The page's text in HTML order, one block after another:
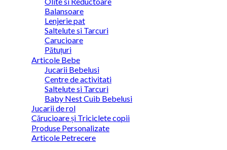
Balansoare
Lenjerie pat
Saltelute si Tarcuri
Carucioare
Pătuțuri
Articole Bebe
Jucarii Bebelusi
Centre de activitati
Saltelute si Tarcuri
Baby Nest Cuib Bebelusi
Jucarii de rol
Cărucioare și Triciclete copii
Produse Personalizate
Articole Petrecere